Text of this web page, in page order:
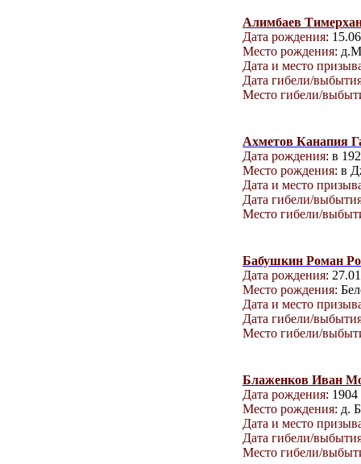
Алимбаев
Дата рождения:
Место рождения:
Дата и место
Дата гибели/
Место гибели/
Ахметов Канапия
Дата рождения: в
Место рождения: в
Дата и место
Дата гибели/
Место гибели/
Бабушкин Роман
Дата рождения:
Место рождения:
Дата и место
Дата гибели/
Место гибели/
Блаженков Иван
Дата рождения: 1904
Место рождения: д.
Дата и место
Дата гибели/
Место гибели/